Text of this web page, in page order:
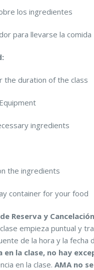
los ingredientes
para llevarse la comida
the duration of the class
ingredients
the ingredients
container for your food
Reserva y
empieza puntual y
de la hora y la fecha
en la clase, no hay
en la clase. AMA no